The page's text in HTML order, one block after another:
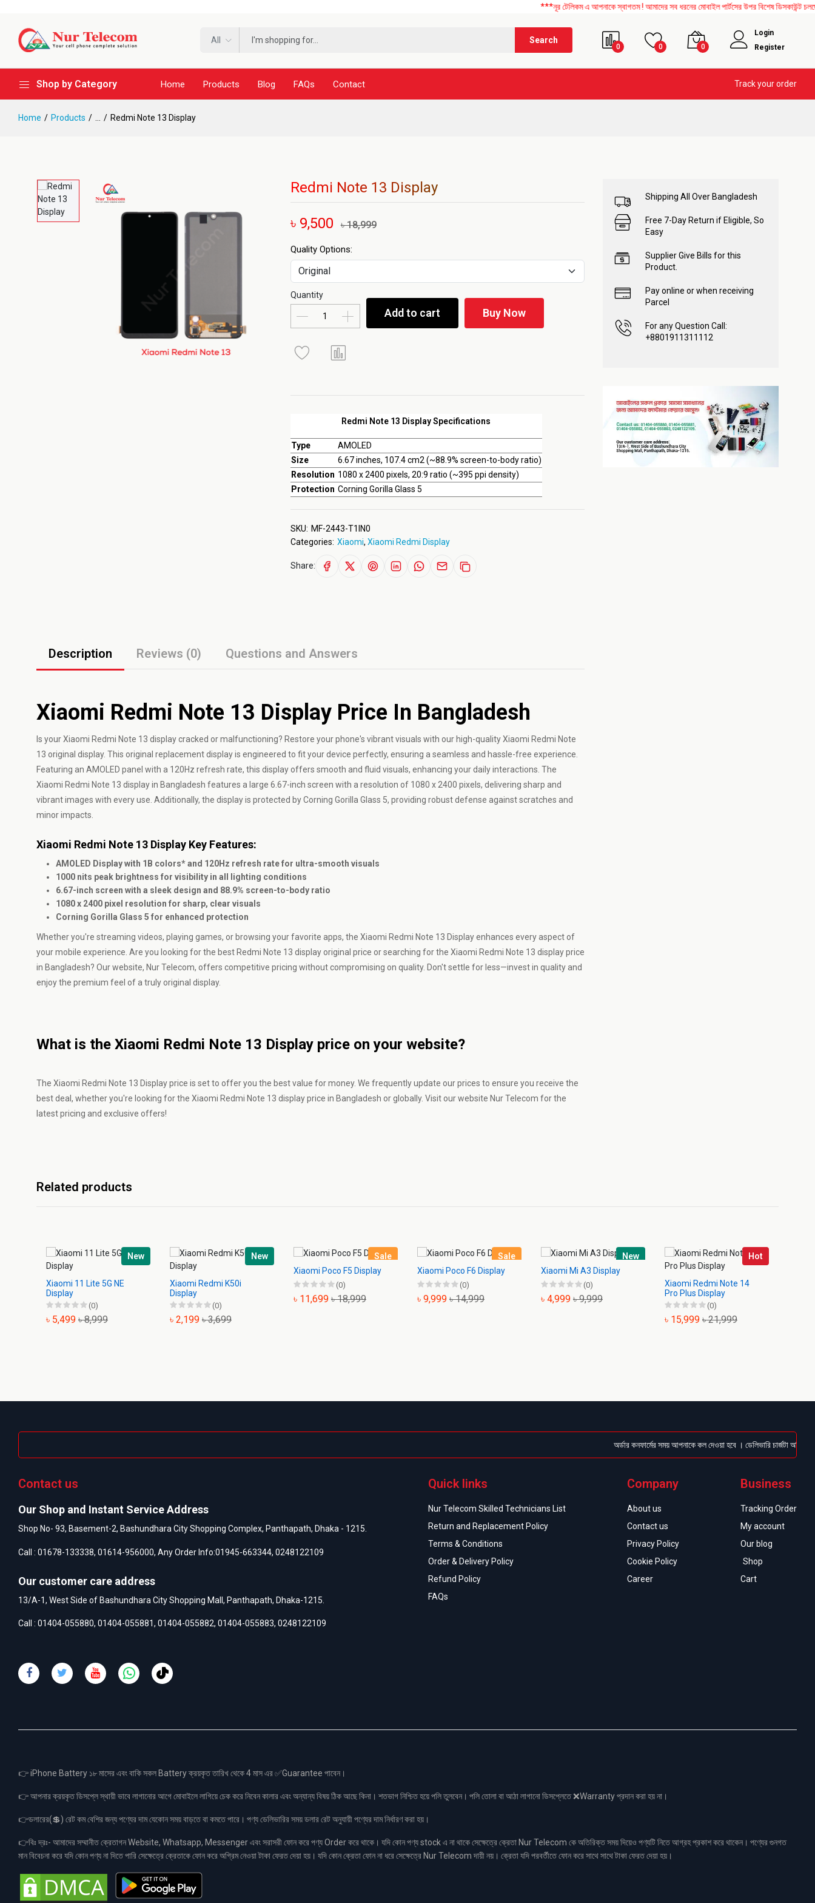
***নূর টেলিকম এ আপনাকে স্বাগতম ! আমাদের সব ধরনের মোবাইল পার্টসের উপর বিশেষ ডিসকাউন্ট চলছে।
All Search
0 0 0
Login
Register
Shop by Category Home Products Blog FAQs Contact Track your order
Home Products Redmi Note 13 Display
Redmi Note 13 Display
৳ 9,500 ৳ 18,999
Redmi Note 13 Display Specifications
Type
AMOLED
Size
6.67 inches, 107.4 cm2 (~88.9% screen-to-body ratio)
Resolution 1080 x 2400 pixels, 20:9 ratio (~395 ppi density)
Protection Corning Gorilla Glass 5
Quality Options:
Quantity
Add to cart Buy Now
SKU: MF-2443-T1IN0
Categories: Xiaomi, Xiaomi Redmi Display
Share:
Description Reviews (0) Questions and Answers
Xiaomi Redmi Note 13 Display Price In Bangladesh
Is your Xiaomi Redmi Note 13 display cracked or malfunctioning? Restore your phone's vibrant visuals with our high-quality Xiaomi Redmi Note
13 original display. This original replacement display is engineered to fit your device perfectly, ensuring a seamless and hassle-free experience.
Featuring an AMOLED panel with a 120Hz refresh rate, this display offers smooth and fluid visuals, enhancing your daily interactions. The
Xiaomi Redmi Note 13 display in Bangladesh features a large 6.67-inch screen with a resolution of 1080 x 2400 pixels, delivering sharp and
vibrant images with every use. Additionally, the display is protected by Corning Gorilla Glass 5, providing robust defense against scratches and
minor impacts.
Xiaomi Redmi Note 13 Display Key Features:
AMOLED Display with 1B colors* and 120Hz refresh rate for ultra-smooth visuals
1000 nits peak brightness for visibility in all lighting conditions
6.67-inch screen with a sleek design and 88.9% screen-to-body ratio
1080 x 2400 pixel resolution for sharp, clear visuals
Corning Gorilla Glass 5 for enhanced protection
Whether you're streaming videos, playing games, or browsing your favorite apps, the Xiaomi Redmi Note 13 Display enhances every aspect of
your mobile experience. Are you looking for the best Redmi Note 13 display original price or searching for the Xiaomi Redmi Note 13 display price
in Bangladesh? Our website, Nur Telecom, offers competitive pricing without compromising on quality. Don't settle for less—invest in quality and
enjoy the premium feel of a truly original display.
What is the Xiaomi Redmi Note 13 Display price on your website?
The Xiaomi Redmi Note 13 Display price is set to offer you the best value for money. We frequently update our prices to ensure you receive the
best deal, whether you're looking for the Xiaomi Redmi Note 13 display price in Bangladesh or globally. Visit our website Nur Telecom for the
latest pricing and exclusive offers!
Shipping All Over Bangladesh
Free 7-Day Return if Eligible, So
Easy
Supplier Give Bills for this
Product.
Pay online or when receiving
Parcel
For any Question Call:
+8801911311112
Related products
New
Xiaomi 11 Lite 5G NE
Display
(0)
৳ 5,499 ৳ 8,999
New
Xiaomi Redmi K50i
Display
(0)
৳ 2,199 ৳ 3,699
Sale
Xiaomi Poco F5 Display
(0)
৳ 11,699 ৳ 18,999
Sale
Xiaomi Poco F6 Display
(0)
৳ 9,999 ৳ 14,999
New
Xiaomi Mi A3 Display
(0)
৳ 4,999 ৳ 9,999
Hot
Xiaomi Redmi Note 14
Pro Plus Display
(0)
৳ 15,999 ৳ 21,999
অর্ডার কনফার্মের সময় আপনাকে কল দেওয়া হবে । ডেলিভারি চার্জটা অগ্রিম
Contact us
Our Shop and Instant Service Address
Shop No- 93, Basement-2, Bashundhara City Shopping Complex, Panthapath, Dhaka - 1215.
Call : 01678-133338, 01614-956000, Any Order Info:01945-663344, 0248122109
Our customer care address
13/A-1, West Side of Bashundhara City Shopping Mall, Panthapath, Dhaka-1215.
Call : 01404-055880, 01404-055881, 01404-055882, 01404-055883, 0248122109
Quick links
Nur Telecom Skilled Technicians List
Return and Replacement Policy
Terms & Conditions
Order & Delivery Policy
Refund Policy
FAQs
Company
About us
Contact us
Privacy Policy
Cookie Policy
Career
Business
Tracking Order
My account
Our blog
Shop
Cart
👉 iPhone Battery ১৮ মাসের এবং বাকি সকল Battery ক্রয়কৃত তারিখ থেকে 4 মাস এর ✅Guarantee পাবেন।
👉 আপনার ক্রয়কৃত ডিসপ্লে স্থায়ী ভাবে লাগানোর আগে মোবাইলে লাগিয়ে চেক করে নিবেন কালার এবং অন্যান্য বিষয় ঠিক আছে কিনা। শতভাগ নিশ্চিত হয়ে পলি তুলবেন। পলি তোলা বা আঠা লাগানো ডিসপ্লেতে ❌Warranty প্রদান করা হয় না।
👉ডলারের(💲) রেট কম বেশির জন্য পণ্যের দাম যেকোন সময় বাড়তে বা কমতে পারে। পণ্য ডেলিভারির সময় ডলার রেট অনুযায়ী পণ্যের দাম নির্ধারণ করা হয়।
👉বিঃ দ্রঃ- আমাদের সম্মানীত ক্রেতাগন Website, Whatsapp, Messenger এবং সরাসরী ফোন করে পণ্য Order করে থাকে। যদি কোন পণ্য stock এ না থাকে সেক্ষেত্রে ক্রেতা Nur Telecom কে অতিরিক্ত সময় দিয়েও পণ্যটি নিতে আগ্রহ প্রকাশ করে থাকেন। পণ্যের গুনগত
মান বিবেচনা করে যদি কোন পণ্য না দিতে পারি সেক্ষেত্রে ক্রেতাকে ফোন করে অগ্রিম নেওয়া টাকা ফেরত দেয়া হয়। যদি কোন ক্রেতা ফোন না ধরে সেক্ষেত্রে Nur Telecom দায়ী নয়। ক্রেতা যদি পরবর্তীতে ফোন করে সাথে সাথে টাকা ফেরত দেয়া হয়।